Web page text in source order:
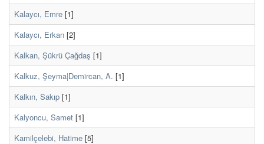
Kalaycı, Emre [1]
Kalaycı, Erkan [2]
Kalkan, Şükrü Çağdaş [1]
Kalkuz, Şeyma|Demircan, A. [1]
Kalkın, Sakıp [1]
Kalyoncu, Samet [1]
Kamilçelebi, Hatime [5]